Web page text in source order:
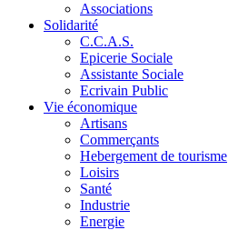
Associations
Solidarité
C.C.A.S.
Epicerie Sociale
Assistante Sociale
Ecrivain Public
Vie économique
Artisans
Commerçants
Hebergement de tourisme
Loisirs
Santé
Industrie
Energie